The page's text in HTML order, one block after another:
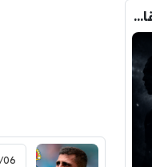
بسبب صفقة واحدة .. خيبة أمل بسوق انتقالات ريال مدريد !